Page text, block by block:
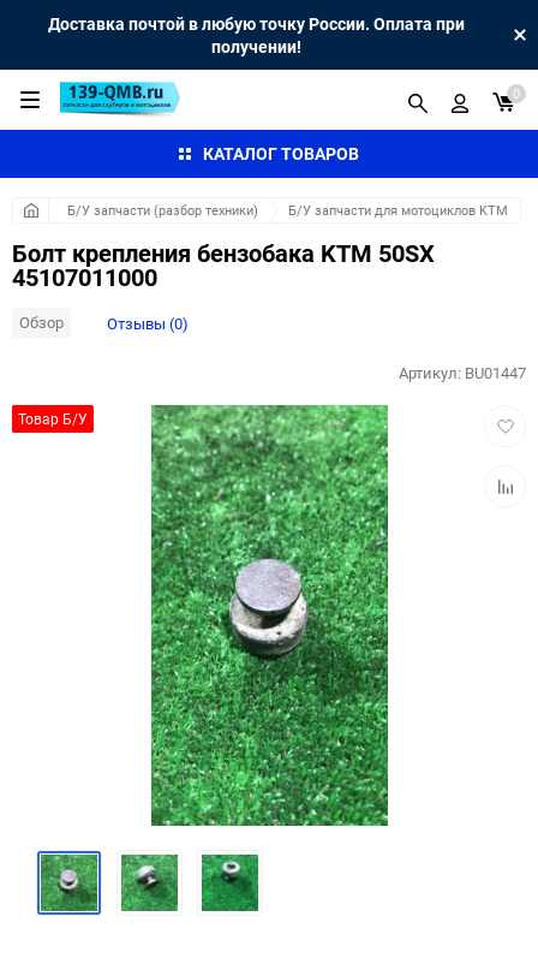
Доставка почтой в любую точку России. Оплата при
получении!
КАТАЛОГ ТОВАРОВ
0
Б/У запчасти (разбор техники) Б/У запчасти для мотоциклов KTM
Болт крепления бензобака KTM 50SX
45107011000
Обзор Отзывы (0)
Товар Б/У
Артикул: BU01447